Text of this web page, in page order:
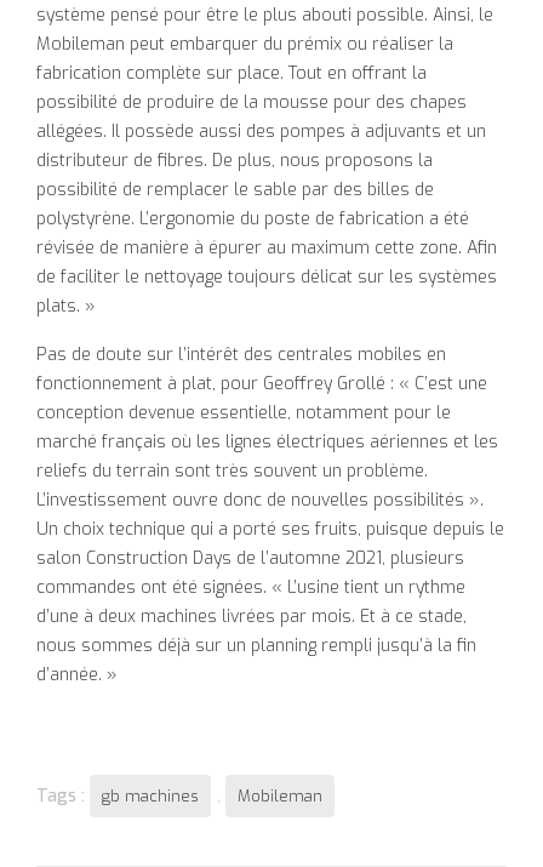
système pensé pour être le plus abouti possible. Ainsi, le
Mobileman peut embarquer du prémix ou réaliser la
fabrication complète sur place. Tout en offrant la
possibilité de produire de la mousse pour des chapes
allégées. Il possède aussi des pompes à adjuvants et un
distributeur de fibres. De plus, nous proposons la
possibilité de remplacer le sable par des billes de
polystyrène. L’ergonomie du poste de fabrication a été
révisée de manière à épurer au maximum cette zone. Afin
de faciliter le nettoyage toujours délicat sur les systèmes
plats. »
Pas de doute sur l’intérêt des centrales mobiles en
fonctionnement à plat, pour Geoffrey Grollé : « C’est une
conception devenue essentielle, notamment pour le
marché français où les lignes électriques aériennes et les
reliefs du terrain sont très souvent un problème.
L’investissement ouvre donc de nouvelles possibilités ».
Un choix technique qui a porté ses fruits, puisque depuis le
salon Construction Days de l’automne 2021, plusieurs
commandes ont été signées. « L’usine tient un rythme
d’une à deux machines livrées par mois. Et à ce stade,
nous sommes déjà sur un planning rempli jusqu’à la fin
d’année. »
Tags : gb machines , Mobileman